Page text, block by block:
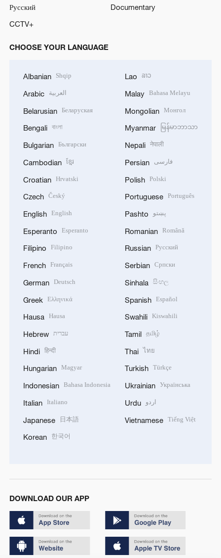
Русский
Documentary
CCTV+
CHOOSE YOUR LANGUAGE
Albanian Shqip
Arabic العربية
Belarusian Беларуская
Bengali বাংলা
Bulgarian Български
Cambodian ខ្មែរ
Croatian Hrvatski
Czech Český
English English
Esperanto Esperanto
Filipino Filipino
French Français
German Deutsch
Greek Ελληνικά
Hausa Hausa
Hebrew עברית
Hindi हिन्दी
Hungarian Magyar
Indonesian Bahasa Indonesia
Italian Italiano
Japanese 日本語
Korean 한국어
Lao ລາວ
Malay Bahasa Melayu
Mongolian Монгол
Myanmar မြန်မာဘာသာ
Nepali नेपाली
Persian فارسی
Polish Polski
Portuguese Português
Pashto پښتو
Romanian Română
Russian Русский
Serbian Српски
Sinhala සිංහල
Spanish Español
Swahili Kiswahili
Tamil தமிழ்
Thai ไทย
Turkish Türkçe
Ukrainian Українська
Urdu اردو
Vietnamese Tiếng Việt
DOWNLOAD OUR APP